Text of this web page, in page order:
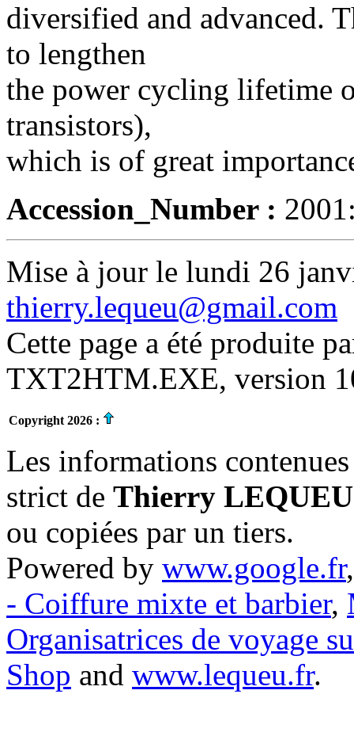
diversified and advanced.
to lengthen
the power cycling lifetime
transistors),
which is of great
Accession_Number :
Mise à jour le lundi 26
thierry.lequeu@gmail.com
Cette page a été produite
TXT2HTM.EXE, version
Copyright 2026 :
Les informations
strict de Thierry LEQUEU
ou copiées par un tiers.
Powered by www.google.fr
- Coiffure mixte et barbier,
Organisatrices de voyage
Shop and www.lequeu.fr.